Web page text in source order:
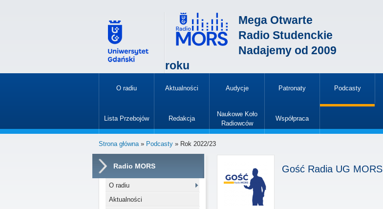
Mega Otwarte
Radio Studenckie
Nadajemy od 2009
roku
O radiu Aktualności Audycje Patronaty Podcasty
»
Lista Przebojów Redakcja
Naukowe Koło
Radiowców
Współpraca
Strona główna» Podcasty » Rok 2022/23
Radio MORS
O radiu
Aktualności
Gość Radia UG MORS